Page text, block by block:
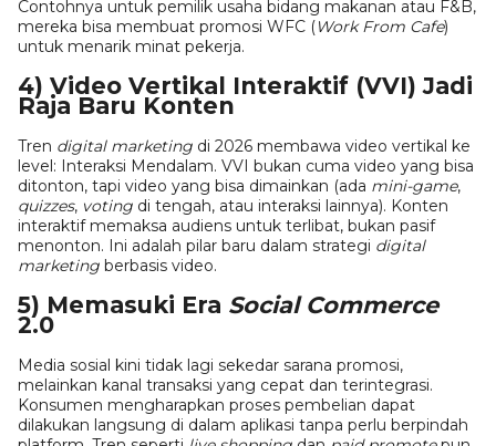
Contohnya untuk pemilik usaha bidang makanan atau F&B,
mereka bisa membuat promosi WFC (Work From Cafe)
untuk menarik minat pekerja.
4) Video Vertikal Interaktif (VVI) Jadi
Raja Baru Konten
Tren digital marketing di 2026 membawa video vertikal ke
level: Interaksi Mendalam. VVI bukan cuma video yang bisa
ditonton, tapi video yang bisa dimainkan (ada mini-game,
quizzes, voting di tengah, atau interaksi lainnya). Konten
interaktif memaksa audiens untuk terlibat, bukan pasif
menonton. Ini adalah pilar baru dalam strategi digital
marketing berbasis video.
5) Memasuki Era Social Commerce
2.0
Media sosial kini tidak lagi sekedar sarana promosi,
melainkan kanal transaksi yang cepat dan terintegrasi.
Konsumen mengharapkan proses pembelian dapat
dilakukan langsung di dalam aplikasi tanpa perlu berpindah